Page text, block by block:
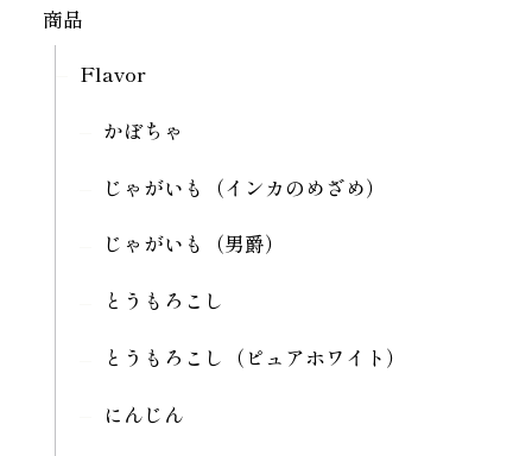
商品
Flavor
かぼちゃ
じゃがいも（インカのめざめ）
じゃがいも（男爵）
とうもろこし
とうもろこし（ピュアホワイト）
にんじん